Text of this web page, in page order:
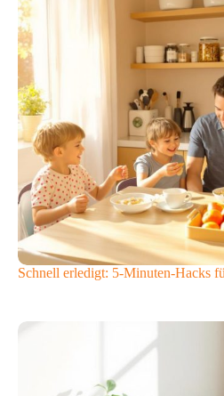
Schnell erledigt: 5-Minuten-Hacks